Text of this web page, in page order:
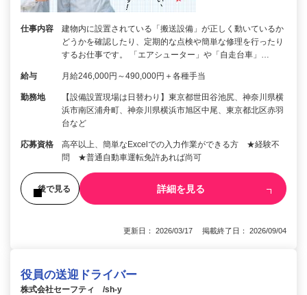
仕事内容
建物内に設置されている「搬送設備」が正しく動いているか
どうかを確認したり、定期的な点検や簡単な修理を行ったり
するお仕事です。 「エアシューター」や「自走台車」…
給与 月給246,000円～490,000円＋各種手当
勤務地
【設備設置現場は日替わり】東京都世田谷池尻、神奈川県横
浜市南区浦舟町、神奈川県横浜市旭区中尾、東京都北区赤羽
台など
応募資格
高卒以上、簡単なExcelでの入力作業ができる方 ★経験不
問 ★普通自動車運転免許あれば尚可
後で見る 詳細を見る
更新日： 2026/03/17 掲載終了日： 2026/09/04
役員の送迎ドライバー
株式会社セーフティ /sh-y